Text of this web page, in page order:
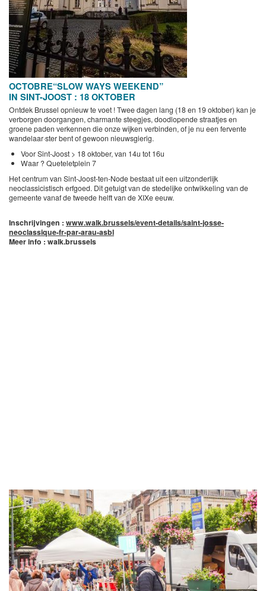
OCTOBRE“SLOW WAYS WEEKEND”
IN SINT-JOOST : 18 OKTOBER
Ontdek Brussel opnieuw te voet ! Twee dagen lang (18 en 19 oktober) kan je
verborgen doorgangen, charmante steegjes, doodlopende straatjes en
groene paden verkennen die onze wijken verbinden, of je nu een fervente
wandelaar·ster bent of gewoon nieuwsgierig.
Voor Sint-Joost > 18 oktober, van 14u tot 16u
Waar ? Queteletplein 7
Het centrum van Sint-Joost-ten-Node bestaat uit een uitzonderlijk
neoclassicistisch erfgoed. Dit getuigt van de stedelijke ontwikkeling van de
gemeente vanaf de tweede helft van de XIXe eeuw.
Inschrijvingen : www.walk.brussels/event-details/saint-josse-
neoclassique-fr-par-arau-asbl
Meer info : walk.brussels